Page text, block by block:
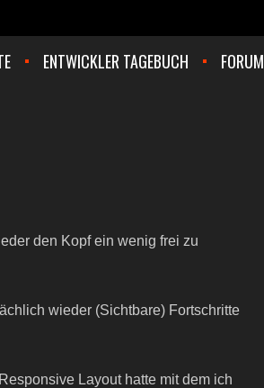
ENTWICKLER TAGEBUCH FORUM
den Kopf ein wenig frei zu
wieder (Sichtbare) Fortschritte
Layout hatte mit dem ich